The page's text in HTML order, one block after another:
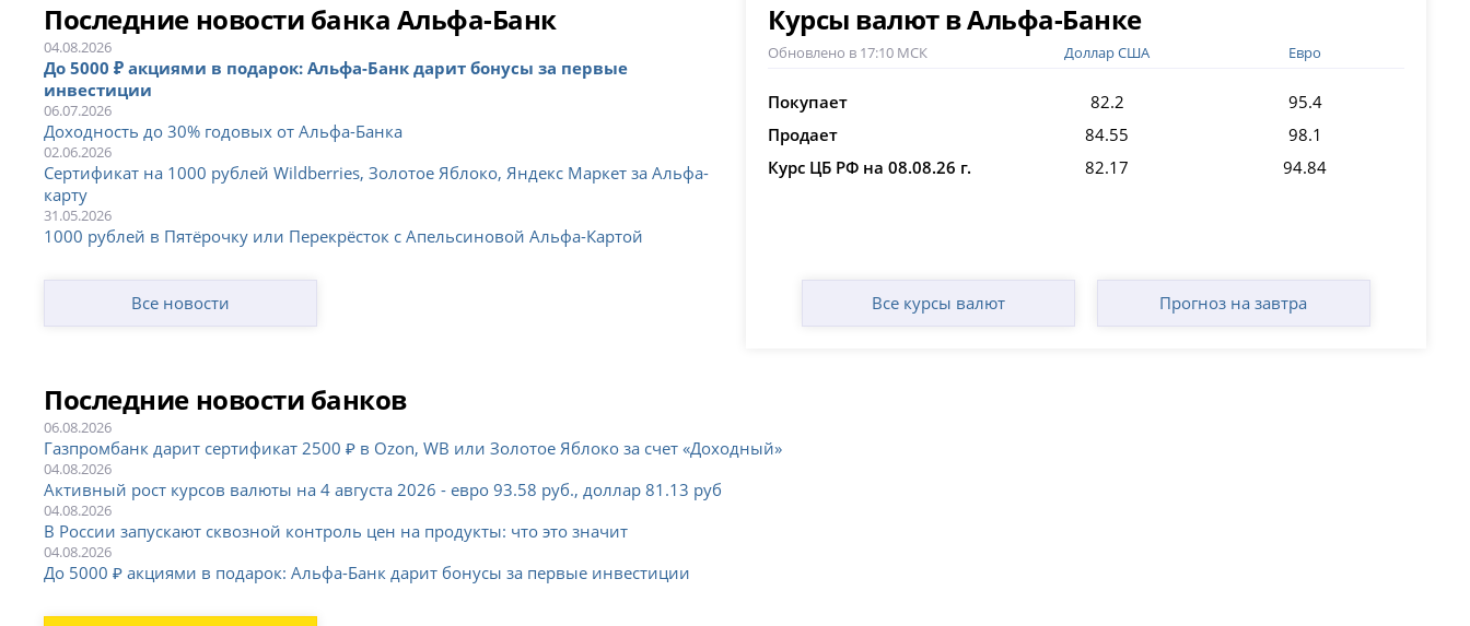
Последние новости банка Альфа-Банк
04.08.2026
До 5000 ₽ акциями в подарок: Альфа-Банк дарит бонусы за первые
инвестиции
06.07.2026
Доходность до 30% годовых от Альфа-Банка
02.06.2026
Сертификат на 1000 рублей Wildberries, Золотое Яблоко, Яндекс Маркет за Альфа-
карту
31.05.2026
1000 рублей в Пятёрочку или Перекрёсток с Апельсиновой Альфа-Картой
Все новости
Курсы валют в Альфа-Банке
Обновлено в 17:10 МСК Доллар США Евро
Покупает 82.2
95.4
Продает
84.55
98.1
Курс ЦБ РФ на 08.08.26 г.
82.17 94.84
Все курсы валют Прогноз на завтра
Последние новости банков
06.08.2026
Газпромбанк дарит сертификат 2500 ₽ в Ozon, WB или Золотое Яблоко за счет «Доходный»
04.08.2026
Активный рост курсов валюты на 4 августа 2026 - евро 93.58 руб., доллар 81.13 руб
04.08.2026
В России запускают сквозной контроль цен на продукты: что это значит
04.08.2026
До 5000 ₽ акциями в подарок: Альфа-Банк дарит бонусы за первые инвестиции